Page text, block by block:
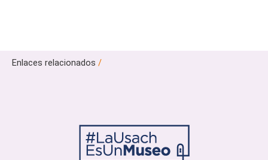
Enlaces relacionados /